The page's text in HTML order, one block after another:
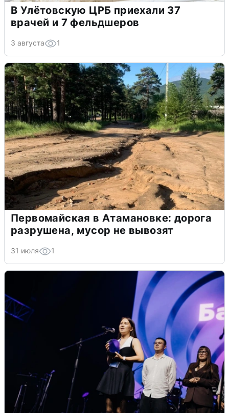
В Улётовскую ЦРБ приехали 37
врачей и 7 фельдшеров
3 августа 1
Первомайская в Атамановке: дорога
разрушена, мусор не вывозят
31 июля 1